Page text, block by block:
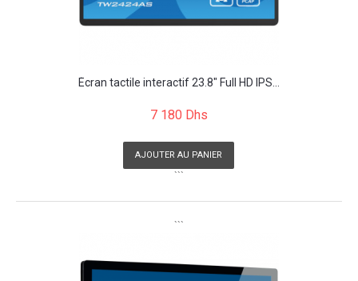
Écran tactile interactif 23.8" Full HD IPS...
7 180 Dhs
AJOUTER AU PANIER
```
```